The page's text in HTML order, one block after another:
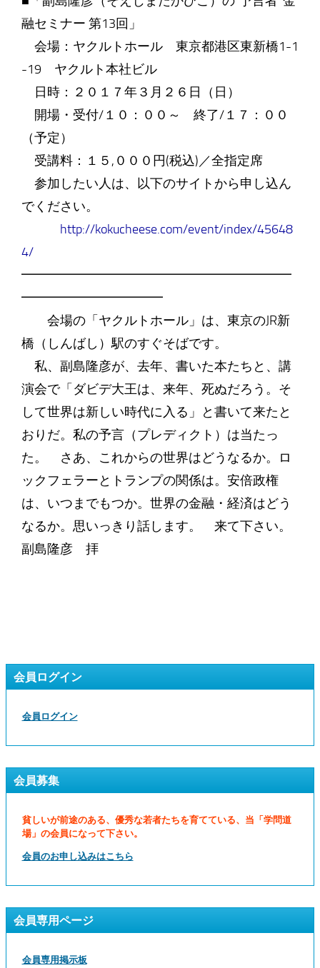
融セミナー 第13回」
会場：ヤクルトホール 東京都港区東新橋1-1
-19 ヤクルト本社ビル
日時：２０１７年３月２６日（日）
開場・受付/１０：００～ 終了/１７：００
（予定）
受講料：１５,０００円(税込)／全指定席
参加したい人は、以下のサイトから申し込ん
でください。
http://kokucheese.com/event/index/45648
4/
━━━━━━━━━━━━━━━━━━━━━
━━━━━━━━━━━
会場の「ヤクルトホール」は、東京のJR新
橋（しんばし）駅のすぐそばです。
私、副島隆彦が、去年、書いた本たちと、講
演会で「ダビデ大王は、来年、死ぬだろう。そ
して世界は新しい時代に入る」と書いて来たと
おりだ。私の予言（プレディクト）は当たっ
た。 さあ、これからの世界はどうなるか。ロ
ックフェラーとトランプの関係は。安倍政権
は、いつまでもつか。世界の金融・経済はどう
なるか。思いっきり話します。 来て下さい。
副島隆彦 拝
会員ログイン
会員ログイン
会員募集
貧しいが前途のある、優秀な若者たちを育てている、当「学問道
場」の会員になって下さい。
会員のお申し込みはこちら
会員専用ページ
会員専用掲示板